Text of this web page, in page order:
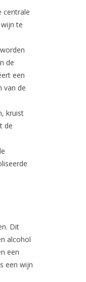
centrale
te
de
een
van de
kruist
de
Dit
alcohol
een
een wijn